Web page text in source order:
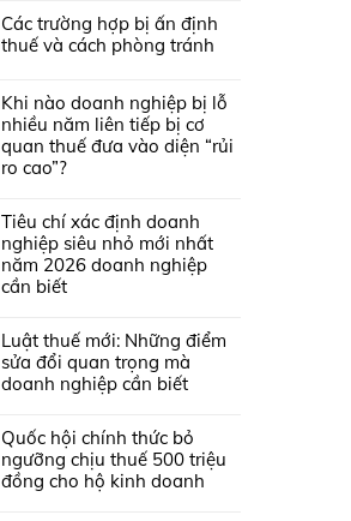
Các trường hợp bị ấn định
thuế và cách phòng tránh
Khi nào doanh nghiệp bị lỗ
nhiều năm liên tiếp bị cơ
quan thuế đưa vào diện “rủi
ro cao”?
Tiêu chí xác định doanh
nghiệp siêu nhỏ mới nhất
năm 2026 doanh nghiệp
cần biết
Luật thuế mới: Những điểm
sửa đổi quan trọng mà
doanh nghiệp cần biết
Quốc hội chính thức bỏ
ngưỡng chịu thuế 500 triệu
đồng cho hộ kinh doanh